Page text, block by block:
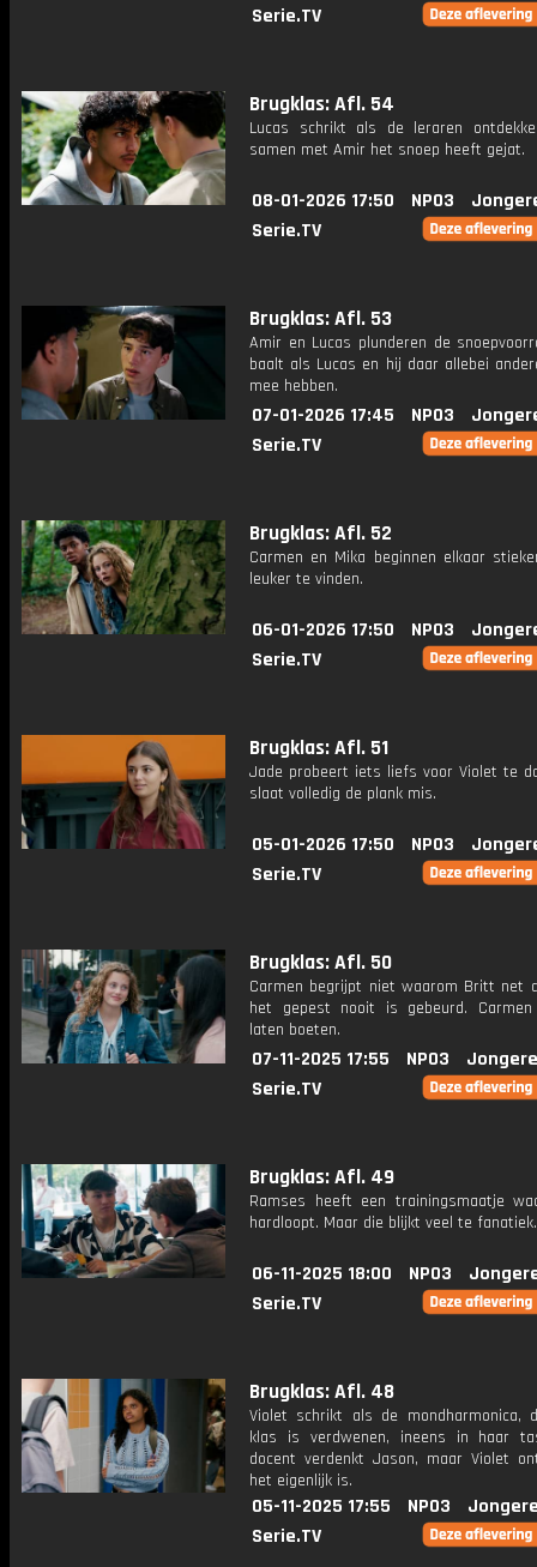
Serie.TV
Brugklas: Afl. 54
Lucas schrikt als de leraren
samen met Amir het snoep heeft gejat.
08-01-2026 17:50 NPO3
Serie.TV
Brugklas: Afl. 53
Amir en Lucas plunderen de
baalt als Lucas en hij daar allebei
mee hebben.
07-01-2026 17:45 NPO3
Serie.TV
Brugklas: Afl. 52
Carmen en Mika beginnen elkaar
leuker te vinden.
06-01-2026 17:50 NPO3
Serie.TV
Brugklas: Afl. 51
Jade probeert iets liefs voor Violet te
slaat volledig de plank mis.
05-01-2026 17:50 NPO3
Serie.TV
Brugklas: Afl. 50
Carmen begrijpt niet waarom Britt net
het gepest nooit is gebeurd.
laten boeten.
07-11-2025 17:55 NPO3
Serie.TV
Brugklas: Afl. 49
Ramses heeft een trainingsmaatje
hardloopt. Maar die blijkt veel te fanatiek.
06-11-2025 18:00 NPO3
Serie.TV
Brugklas: Afl. 48
Violet schrikt als de mondharmonica,
klas is verdwenen, ineens in haar
docent verdenkt Jason, maar Violet
het eigenlijk is.
05-11-2025 17:55 NPO3
Serie.TV